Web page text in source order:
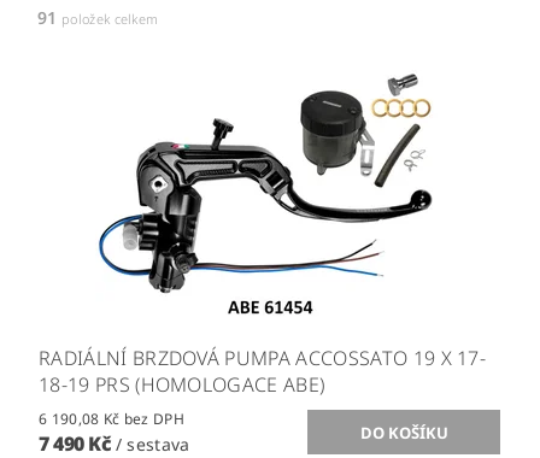
91 položek celkem
RADIÁLNÍ BRZDOVÁ PUMPA ACCOSSATO 19 X 17-
18-19 PRS (HOMOLOGACE ABE)
6 190,08 Kč bez DPH
7 490 Kč / sestava